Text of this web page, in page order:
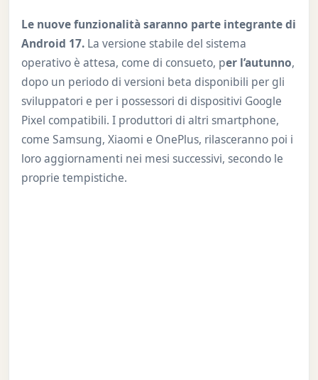
Le nuove funzionalità saranno parte integrante di
Android 17.La versione stabile del sistema
operativo è attesa, come di consueto, per l’autunno,
dopo un periodo di versioni beta disponibili per gli
sviluppatori e per i possessori di dispositivi Google
Pixel compatibili. I produttori di altri smartphone,
come Samsung, Xiaomi e OnePlus, rilasceranno poi i
loro aggiornamenti nei mesi successivi, secondo le
proprie tempistiche.